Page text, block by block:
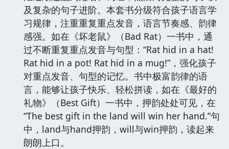
及复杂的句子进阶。本套书分级符合孩子语言学
习规律，注重重复重点发音，语言节奏感、韵律
感强。如在《坏老鼠》（Bad Rat）一书中，通
过不断重复重点发音与句型：“Rat hid in a hat!
Rat hid in a pot! Rat hid in a mug!”，强化孩子
对重点发音、句型的记忆。书中极富韵律的语
言，能够让孩子快乐、轻松拼读，如在《最好的
礼物》（Best Gift）一书中，押韵处处可见，在
“The best gift in the land will win her hand.”句
中，land与hand押韵，will与win押韵，读起来
朗朗上口。